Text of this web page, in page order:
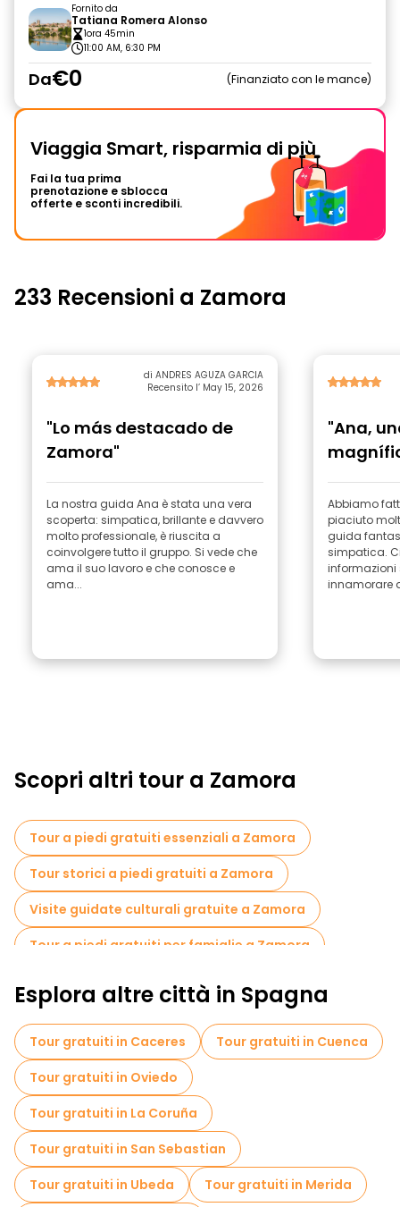
Fornito da
Tatiana Romera Alonso
1ora 45min
11:00 AM, 6:30 PM
Da€0 Finanziato con le mance
Viaggia Smart, risparmia di più
Fai la tua prima
prenotazione e sblocca
offerte e sconti incredibili.
233 Recensioni a Zamora
di ANDRES AGUZA GARCIA
Recensito l’ May 15, 2026
"Lo más destacado de
Zamora"
La nostra guida Ana è stata una vera
scoperta: simpatica, brillante e davvero
molto professionale, è riuscita a
coinvolgere tutto il gruppo. Si vede che
ama il suo lavoro e che conosce e
ama...
"Ana,
Abbiamo
piaciuto
guida
simpatica.
informazioni
innamorare
Scopri altri tour a Zamora
Tour a piedi gratuiti essenziali a Zamora
Tour storici a piedi gratuiti a Zamora
Visite guidate culturali gratuite a Zamora
Tour a piedi gratuiti per famiglie a Zamora
Visita gratuita del centro storico Zamora
Esplora altre città in Spagna
Tour gratuiti in Caceres
Tour gratuiti in Cuenca
Tour gratuiti in Oviedo
Tour gratuiti in La Coruña
Tour gratuiti in San Sebastian
Tour gratuiti in Ubeda
Tour gratuiti in Merida